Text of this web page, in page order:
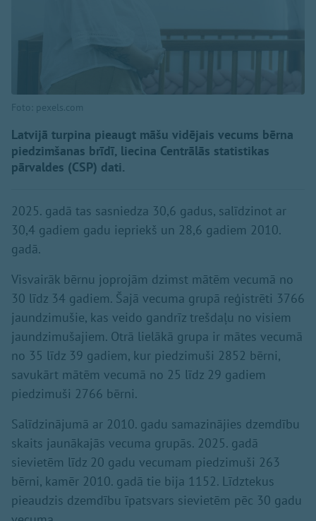
Foto: pexels.com
Latvijā turpina pieaugt māšu vidējais vecums bērna
piedzimšanas brīdī, liecina Centrālās statistikas
pārvaldes (CSP) dati.
2025. gadā tas sasniedza 30,6 gadus, salīdzinot ar
30,4 gadiem gadu iepriekš un 28,6 gadiem 2010.
gadā.
Visvairāk bērnu joprojām dzimst mātēm vecumā no
30 līdz 34 gadiem. Šajā vecuma grupā reģistrēti 3766
jaundzimušie, kas veido gandrīz trešdaļu no visiem
jaundzimušajiem. Otrā lielākā grupa ir mātes vecumā
no 35 līdz 39 gadiem, kur piedzimuši 2852 bērni,
savukārt mātēm vecumā no 25 līdz 29 gadiem
piedzimuši 2766 bērni.
Salīdzinājumā ar 2010. gadu samazinājies dzemdību
skaits jaunākajās vecuma grupās. 2025. gadā
sievietēm līdz 20 gadu vecumam piedzimuši 263
bērni, kamēr 2010. gadā tie bija 1152. Līdztekus
pieaudzis dzemdību īpatsvars sievietēm pēc 30 gadu